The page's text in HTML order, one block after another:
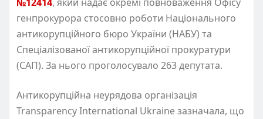
генпрокурора стосовно роботи Національного
антикорупційного бюро України (НАБУ) та
Спеціалізованої антикорупційної прокуратури
(САП). За нього проголосувало 263 депутата.
Антикорупційна неурядова організація
Transparency International Ukraine зазначала, що